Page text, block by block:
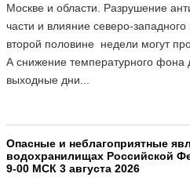
Москве и области. Разрушение
части и влияние северо-
второй половине недели могут
А снижение температурного фона
выходные дни...
Опасные и неблагоприятные
водохранилищах Российской
9-00 МСК 3 августа 2026